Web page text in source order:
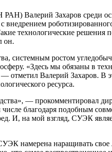
Валерий Захаров среди
технологические решения
он.
системным ростом
«Здесь мы обязаны в
Валерий Захаров. В
ресурса.
— прокомментировал
благодаря подобным
И, на мой взгляд, СУЭК
намерена наращивать свое